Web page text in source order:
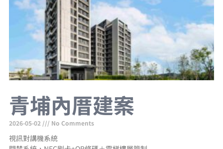
青埔內厝建案
2026-05-02 No Comments
視訊對講機系統